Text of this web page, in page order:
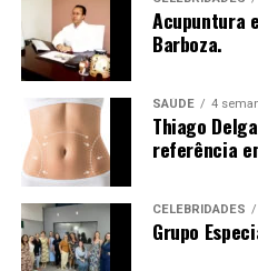
conectando produtores,
financeiro por meio de
em commodities agrícolas.
acuponto não foi localizado
não foi inserida na
manipulação inadequada. Se
imediatamente sentido no
várias técnicas de
empregadas para promovê-
tremer.[61]
Acupuntura
Barboza.
SAÚDE 4
Thiago
referência
CELEBRIDADES
Grupo